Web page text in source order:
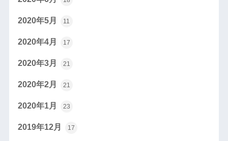
2020年5月 11
2020年4月 17
2020年3月 21
2020年2月 21
2020年1月 23
2019年12月 17